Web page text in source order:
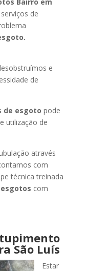
de
e
de
de esgoto pode
utilização de
através
com
técnica treinada
com
São Luís
Estar